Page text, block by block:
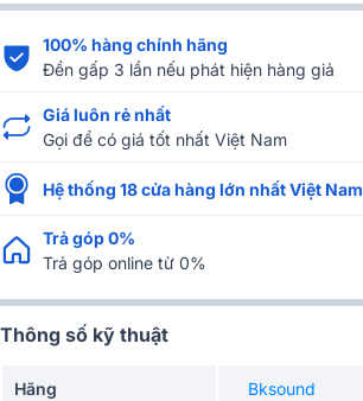
100% hàng chính hãng
Đền gấp 3 lần nếu phát hiện hàng giả
Giá luôn rẻ nhất
Gọi để có giá tốt nhất Việt Nam
Hệ thống 18 cửa hàng lớn nhất Việt Nam
Trả góp 0%
Trả góp online từ 0%
Thông số kỹ thuật
Hãng Bksound